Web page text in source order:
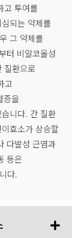
고 투여를
되는 약제를
그 약제를
터 비알코올성
질환으로
고
증을
니다. 간 질환
효소가 상승할
다발성 근염과
등은
다.